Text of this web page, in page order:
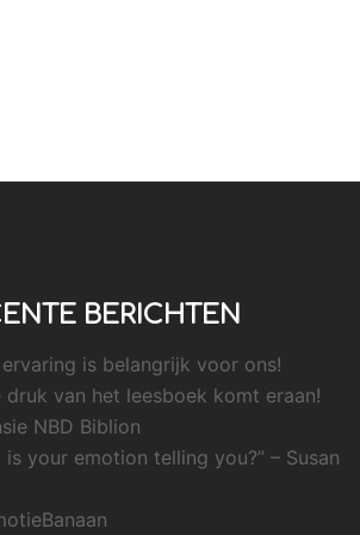
BERICHTEN
is belangrijk voor ons!
druk van het leesboek komt eraan!
NBD Biblion
is your emotion telling you?” – Susan